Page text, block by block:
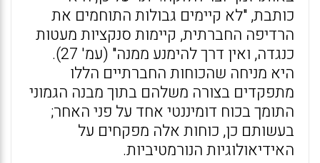
כותבת, "לא קיימים גבולות התוחמים את
הרדיפה החברתית, קיימות סנקציות מעטות
כנגדה, ואין דרך להימנע ממנה" (עמ' 27).
היא מניחה שהכוחות החברתיים הללו
מתפקדים בצורה משלהם בתוך מבנה הגמוני
התומך בכוח דומיננטי אחד על פני האחר;
בעשותם כן, כוחות אלה מפקחים על
האידיאולוגיות הנורמטיביות.